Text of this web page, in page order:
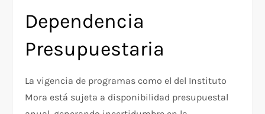
Dependencia
Presupuestaria
La vigencia de programas como el del Instituto
Mora está sujeta a disponibilidad presupuestal